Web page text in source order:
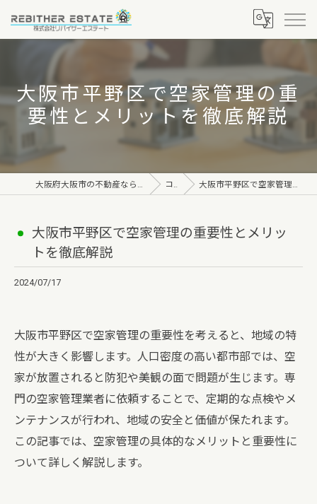
大阪市平野区で空家管理の重
要性とメリットを徹底解説
大阪府大阪市の不動産なら株式会社リバイザーエステート コラム 大阪市平野区で空家管理の重要性とメリットを徹底解説
大阪市平野区で空家管理の重要性とメリッ
トを徹底解説
2024/07/17
大阪市平野区で空家管理の重要性を考えると、地域の特
性が大きく影響します。人口密度の高い都市部では、空
家が放置されると防犯や美観の面で問題が生じます。専
門の空家管理業者に依頼することで、定期的な点検やメ
ンテナンスが行われ、地域の安全と価値が保たれます。
この記事では、空家管理の具体的なメリットと重要性に
ついて詳しく解説します。